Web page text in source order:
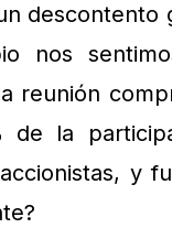
descontento
nos
reunión
de la
y